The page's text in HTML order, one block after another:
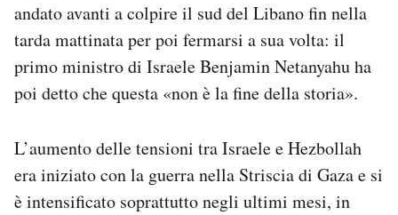
andato avanti a colpire il sud del Libano fin nella
tarda mattinata per poi fermarsi a sua volta: il
primo ministro di Israele Benjamin Netanyahu ha
poi detto che questa «non è la fine della storia».
L’aumento delle tensioni tra Israele e Hezbollah
era iniziato con la guerra nella Striscia di Gaza e si
è intensificato soprattutto negli ultimi mesi, in